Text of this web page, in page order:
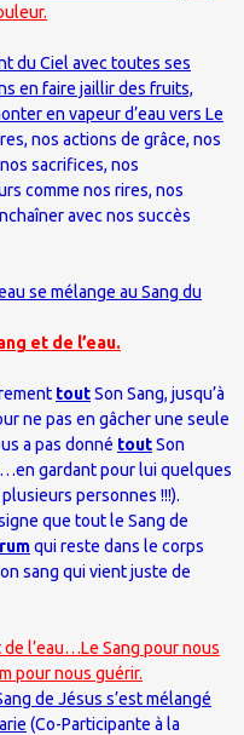
du Ciel avec toutes ses
en faire jaillir des fruits,
en vapeur d’eau vers Le
nos actions de grâce, nos
sacrifices, nos
comme nos rires, nos
avec nos succès
se mélange au Sang du
et de l’eau.
toutSon Sang, jusqu’à
ne pas en gâcher une seule
a pas donné toutSon
gardant pour lui quelques
personnes !!!).
que tout le Sang de
qui reste dans le corps
sang qui vient juste de
l’eau…Le Sang pour nous
pour nous guérir.
de Jésus s’est mélangé
(Co-Participante à la